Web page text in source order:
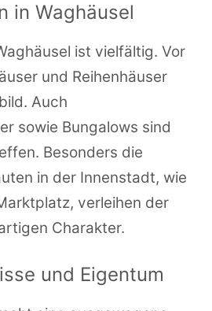
in Waghäusel
ist vielfältig. Vor
und Reihenhäuser
Auch
sowie Bungalows sind
Besonders die
in der Innenstadt, wie
verleihen der
Charakter.
und Eigentum